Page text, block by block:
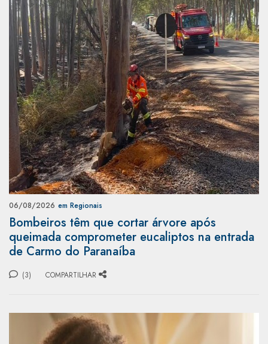
06/08/2026 em Regionais
Bombeiros têm que cortar árvore após
queimada comprometer eucaliptos na entrada
de Carmo do Paranaíba
(3) COMPARTILHAR